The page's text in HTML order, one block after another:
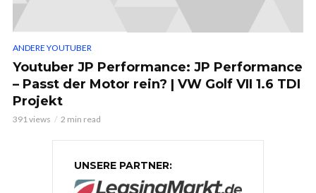
ANDERE YOUTUBER
Youtuber JP Performance: JP Performance
– Passt der Motor rein? | VW Golf VII 1.6 TDI
Projekt
391 views 2 min read
UNSERE PARTNER: